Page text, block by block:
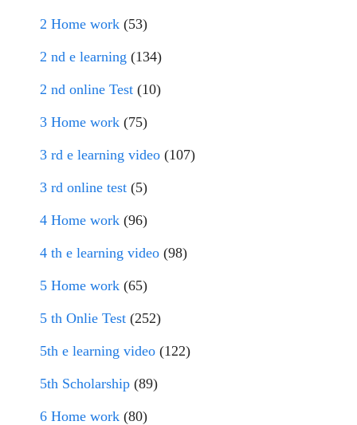
2 Home work (53)
2 nd e learning (134)
2 nd online Test (10)
3 Home work (75)
3 rd e learning video (107)
3 rd online test (5)
4 Home work (96)
4 th e learning video (98)
5 Home work (65)
5 th Onlie Test (252)
5th e learning video (122)
5th Scholarship (89)
6 Home work (80)